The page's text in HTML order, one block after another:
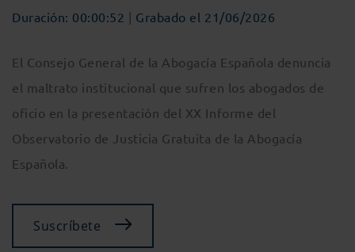
FEED RSS
COMPARTIR
Duración: 00:00:52 | Grabado el 21/06/2026
El Consejo General de la Abogacía Española denuncia
el maltrato institucional que sufren los abogados de
oficio en la presentación del XX Informe del
Observatorio de Justicia Gratuita de la Abogacía
Española.
Suscríbete